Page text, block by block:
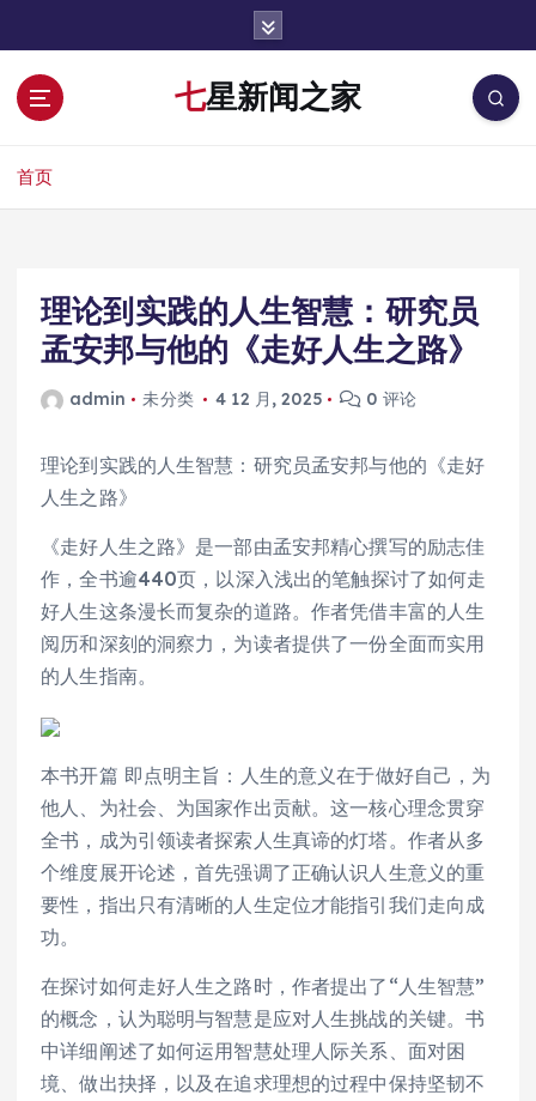
七星新闻之家
首页
理论到实践的人生智慧：研究员
孟安邦与他的《走好人生之路》
admin 未分类 4 12 月, 2025 0 评论
理论到实践的人生智慧：研究员孟安邦与他的《走好
人生之路》
《走好人生之路》是一部由孟安邦精心撰写的励志佳
作，全书逾440页，以深入浅出的笔触探讨了如何走
好人生这条漫长而复杂的道路。作者凭借丰富的人生
阅历和深刻的洞察力，为读者提供了一份全面而实用
的人生指南。
本书开篇 即点明主旨：人生的意义在于做好自己，为
他人、为社会、为国家作出贡献。这一核心理念贯穿
全书，成为引领读者探索人生真谛的灯塔。作者从多
个维度展开论述，首先强调了正确认识人生意义的重
要性，指出只有清晰的人生定位才能指引我们走向成
功。
在探讨如何走好人生之路时，作者提出了“人生智慧”
的概念，认为聪明与智慧是应对人生挑战的关键。书
中详细阐述了如何运用智慧处理人际关系、面对困
境、做出抉择，以及在追求理想的过程中保持坚韧不